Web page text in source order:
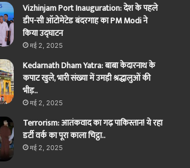
Vizhinjam Port Inauguration: देश के पहले
डीप-सी ऑटोमेटेड बंदरगाह का PM Modi ने
किया उद्घाटन
मई 2, 2025
Kedarnath Dham Yatra: बाबा केदारनाथ के
कपाट खुले, भारी संख्या में उमड़ी श्रद्धालुओं की
भीड़..
मई 2, 2025
Terrorism: आतंकवाद का गढ़ पाकिस्तान! ये रहा
डर्टी वर्क का पूरा काला चिट्ठा..
मई 2, 2025